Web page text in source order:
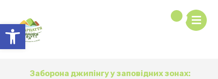
Відкрити Панель інструментів
Заборона джипінгу у заповідних зонах: